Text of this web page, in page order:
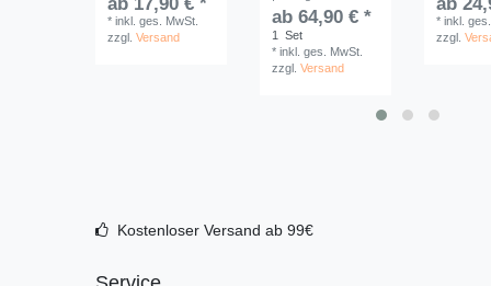
*inkl. ges. MwSt.
zzgl.Versand
ab 64,90 € *
1
Set
*inkl. ges. MwSt.
zzgl.Versand
*inkl.
zzgl.
Kostenloser Versand ab 99€